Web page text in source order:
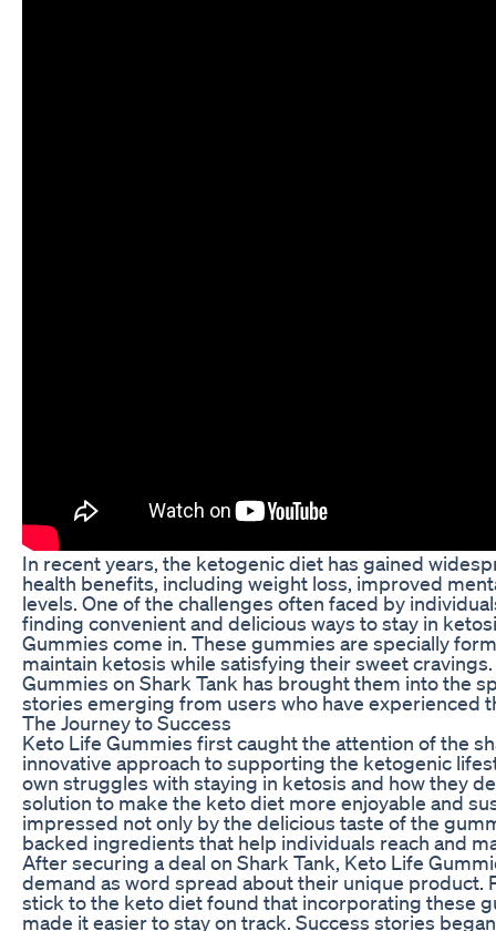
In recent years, the ketogenic diet has gained
health benefits, including weight loss, improved
levels. One of the challenges often faced by
finding convenient and delicious ways to stay in
Gummies come in. These gummies are specially
maintain ketosis while satisfying their sweet
Gummies on Shark Tank has brought them into the
stories emerging from users who have experienced
The Journey to Success
Keto Life Gummies first caught the attention of the
innovative approach to supporting the ketogenic
own struggles with staying in ketosis and how they
solution to make the keto diet more enjoyable and
impressed not only by the delicious taste of the
backed ingredients that help individuals reach and
After securing a deal on Shark Tank, Keto Life
demand as word spread about their unique product.
stick to the keto diet found that incorporating these
made it easier to stay on track. Success stories